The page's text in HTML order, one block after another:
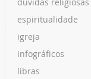
espiritualidade
igreja
infográficos
libras